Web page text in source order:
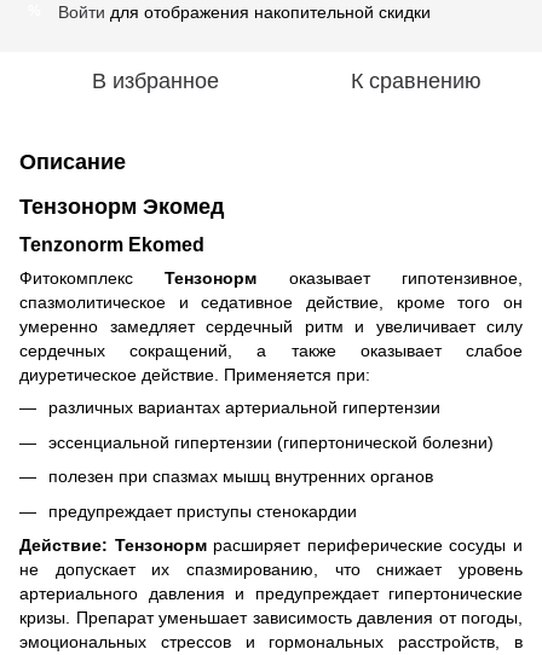
Войти для отображения накопительной скидки
В избранное К сравнению
Описание
Тензонорм Экомед
Tenzonorm Ekomed
ФитокомплексТензонорм оказывает гипотензивное,
спазмолитическое и седативное действие, кроме того он
умеренно замедляет сердечный ритм и увеличивает силу
сердечных сокращений, а также оказывает слабое
диуретическое действие. Применяется при:
различных вариантах артериальной гипертензии
эссенциальной гипертензии (гипертонической болезни)
полезен при спазмах мышц внутренних органов
предупреждает приступы стенокардии
Действие: Тензонормрасширяет периферические сосуды и
не допускает их спазмированию, что снижает уровень
артериального давления и предупреждает гипертонические
кризы. Препарат уменьшает зависимость давления от погоды,
эмоциональных стрессов и гормональных расстройств, в